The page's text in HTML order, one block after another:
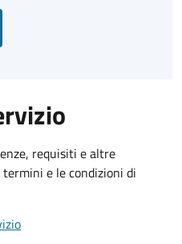
requisiti e altre
e le condizioni di